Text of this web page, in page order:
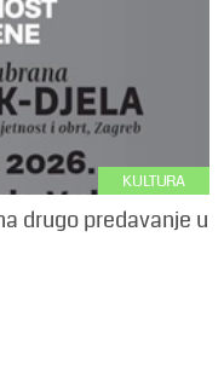
KULTURA
drugo predavanje u